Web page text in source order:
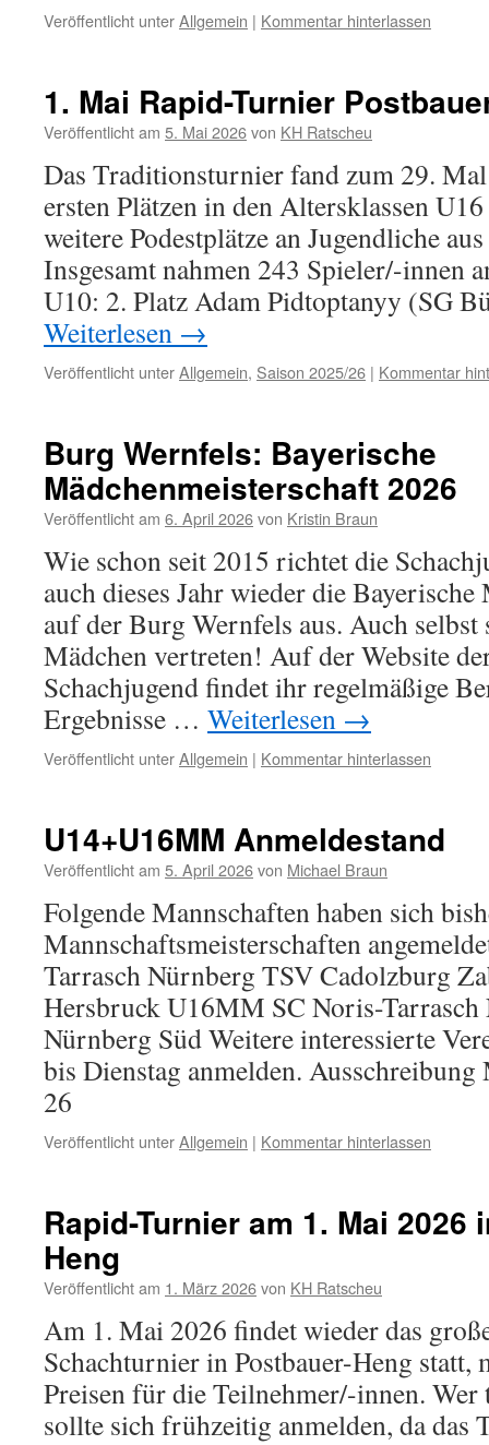
Veröffentlicht unterAllgemein | Kommentar hinterlassen
1. Mai Rapid-Turnier
Veröffentlicht am 5. Mai 2026von KH Ratscheu
Das Traditionsturnier fand zum 29.
ersten Plätzen in den Altersklassen
weitere Podestplätze an Jugendliche
Insgesamt nahmen 243 Spieler/-innen
U10: 2. Platz Adam Pidtoptanyy (SG
Weiterlesen →
Veröffentlicht unterAllgemein, Saison 2025/26 | Kommentar
Burg Wernfels: Bayerische
Mädchenmeisterschaft 2026
Veröffentlicht am 6. April 2026von Kristin Braun
Wie schon seit 2015 richtet die
auch dieses Jahr wieder die
auf der Burg Wernfels aus. Auch
Mädchen vertreten! Auf der Website
Schachjugend findet ihr regelmäßige
Ergebnisse … Weiterlesen →
Veröffentlicht unterAllgemein | Kommentar hinterlassen
U14+U16MM Anmeldestand
Veröffentlicht am 5. April 2026von Michael Braun
Folgende Mannschaften haben sich
Mannschaftsmeisterschaften
Tarrasch Nürnberg TSV Cadolzburg
Hersbruck U16MM SC Noris-
Nürnberg Süd Weitere interessierte
bis Dienstag anmelden.
26
Veröffentlicht unterAllgemein | Kommentar hinterlassen
Rapid-Turnier am 1. Mai 2026
Heng
Veröffentlicht am 1. März 2026von KH Ratscheu
Am 1. Mai 2026 findet wieder das
Schachturnier in Postbauer-Heng
Preisen für die Teilnehmer/-innen. Wer
sollte sich frühzeitig anmelden, da das